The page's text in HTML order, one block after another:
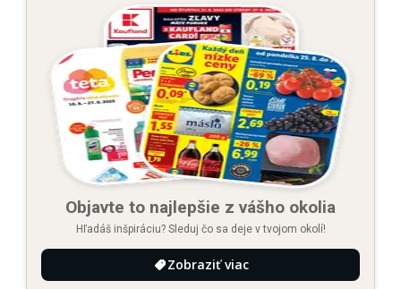
Objavte to najlepšie z vášho okolia
Hľadáš inšpiráciu? Sleduj čo sa deje v tvojom okolí!
Zobraziť viac